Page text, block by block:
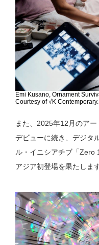
Emi Kusano, Ornament
Courtesy of √K Contemporary.
また、2025年12月のア
デビューに続き、デジタ
ル・イニシアチブ「Zero
アジア初登場を果たします